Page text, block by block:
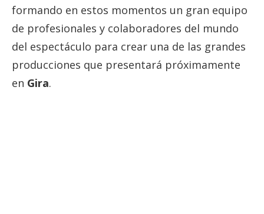
formando en estos momentos un gran equipo
de profesionales y colaboradores del mundo
del espectáculo para crear una de las grandes
producciones que presentará próximamente
en Gira.